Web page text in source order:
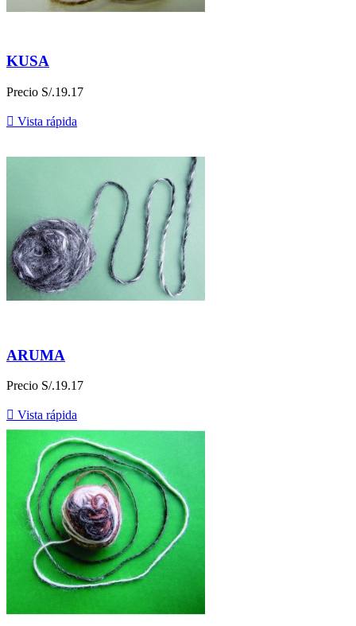
KUSA
Precio S/.19.17
 Vista rápida
ARUMA
Precio S/.19.17
 Vista rápida